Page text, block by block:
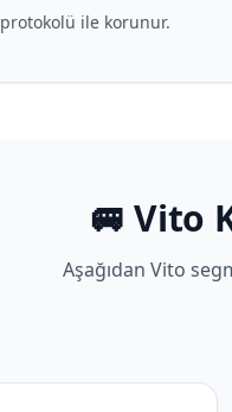
ile korunur.
🚐 Vito
Aşağıdan Vito